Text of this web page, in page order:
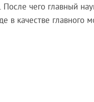
. После чего главный
в качестве главного